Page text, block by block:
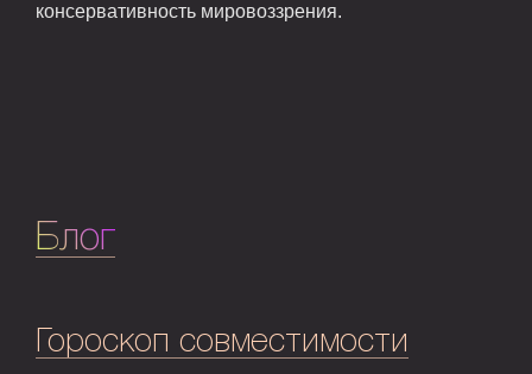
консервативность мировоззрения.
Блог
Гороскоп совместимости